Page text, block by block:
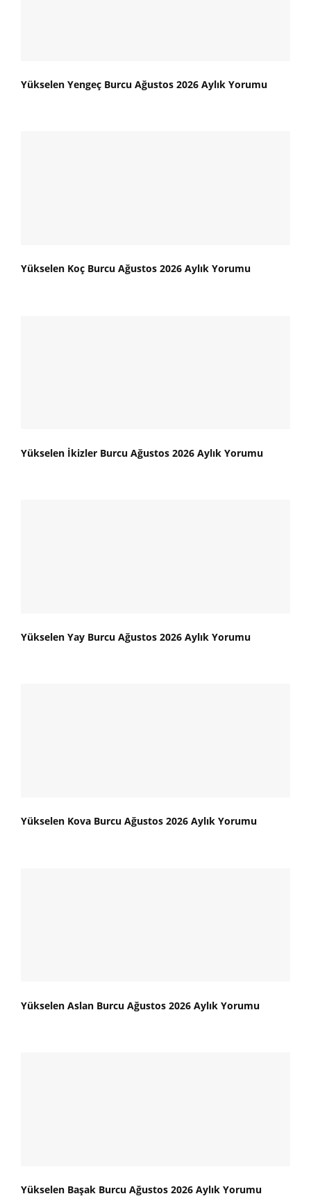
Yükselen Yengeç Burcu Ağustos 2026 Aylık Yorumu
Yükselen Koç Burcu Ağustos 2026 Aylık Yorumu
Yükselen İkizler Burcu Ağustos 2026 Aylık Yorumu
Yükselen Yay Burcu Ağustos 2026 Aylık Yorumu
Yükselen Kova Burcu Ağustos 2026 Aylık Yorumu
Yükselen Aslan Burcu Ağustos 2026 Aylık Yorumu
Yükselen Başak Burcu Ağustos 2026 Aylık Yorumu